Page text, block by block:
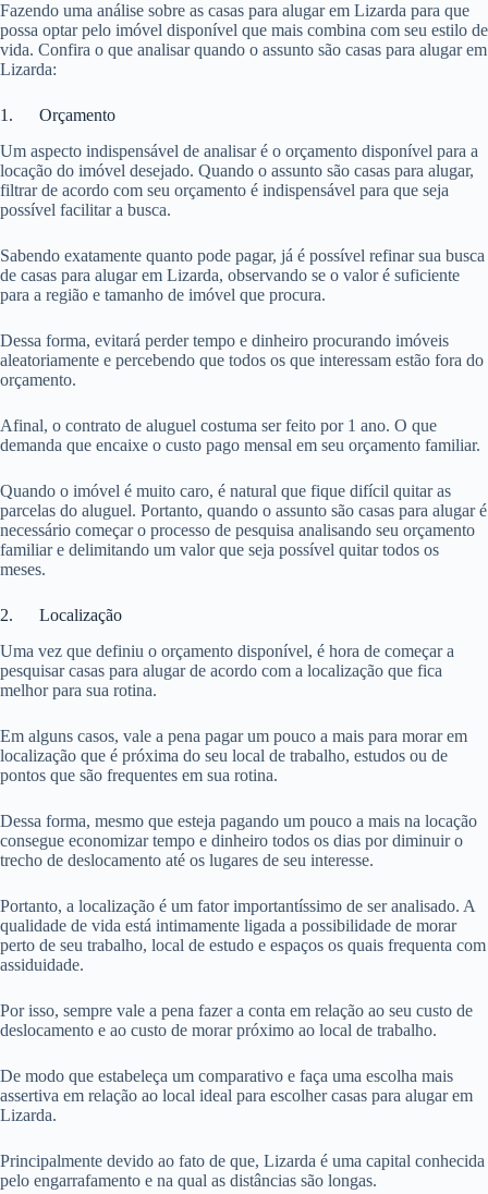
Fazendo uma análise sobre as casas para alugar em Lizarda para que
possa optar pelo imóvel disponível que mais combina com seu estilo de
vida. Confira o que analisar quando o assunto são casas para alugar em
Lizarda:
1. Orçamento
Um aspecto indispensável de analisar é o orçamento disponível para a
locação do imóvel desejado. Quando o assunto são casas para alugar,
filtrar de acordo com seu orçamento é indispensável para que seja
possível facilitar a busca.
Sabendo exatamente quanto pode pagar, já é possível refinar sua busca
de casas para alugar em Lizarda, observando se o valor é suficiente
para a região e tamanho de imóvel que procura.
Dessa forma, evitará perder tempo e dinheiro procurando imóveis
aleatoriamente e percebendo que todos os que interessam estão fora do
orçamento.
Afinal, o contrato de aluguel costuma ser feito por 1 ano. O que
demanda que encaixe o custo pago mensal em seu orçamento familiar.
Quando o imóvel é muito caro, é natural que fique difícil quitar as
parcelas do aluguel. Portanto, quando o assunto são casas para alugar é
necessário começar o processo de pesquisa analisando seu orçamento
familiar e delimitando um valor que seja possível quitar todos os
meses.
2. Localização
Uma vez que definiu o orçamento disponível, é hora de começar a
pesquisar casas para alugar de acordo com a localização que fica
melhor para sua rotina.
Em alguns casos, vale a pena pagar um pouco a mais para morar em
localização que é próxima do seu local de trabalho, estudos ou de
pontos que são frequentes em sua rotina.
Dessa forma, mesmo que esteja pagando um pouco a mais na locação
consegue economizar tempo e dinheiro todos os dias por diminuir o
trecho de deslocamento até os lugares de seu interesse.
Portanto, a localização é um fator importantíssimo de ser analisado. A
qualidade de vida está intimamente ligada a possibilidade de morar
perto de seu trabalho, local de estudo e espaços os quais frequenta com
assiduidade.
Por isso, sempre vale a pena fazer a conta em relação ao seu custo de
deslocamento e ao custo de morar próximo ao local de trabalho.
De modo que estabeleça um comparativo e faça uma escolha mais
assertiva em relação ao local ideal para escolher casas para alugar em
Lizarda.
Principalmente devido ao fato de que, Lizarda é uma capital conhecida
pelo engarrafamento e na qual as distâncias são longas.